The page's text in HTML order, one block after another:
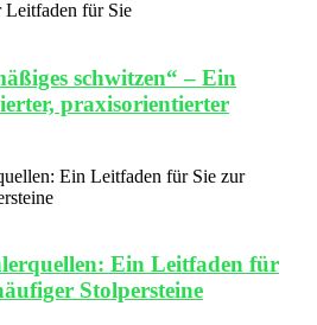
schwitzen“ – Ein
praxisorientierter
Ein Leitfaden für
Stolpersteine